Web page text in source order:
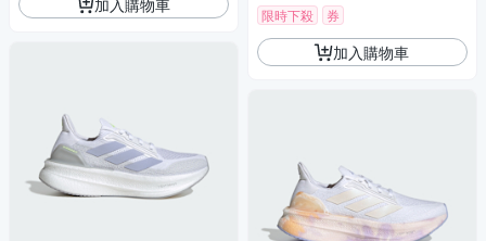
限時下殺 券
加入購物車